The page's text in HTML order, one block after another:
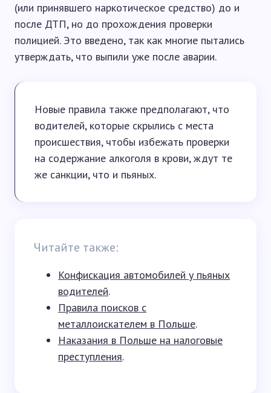
(или принявшего наркотическое средство) до и
после ДТП, но до прохождения проверки
полицией. Это введено, так как многие пытались
утверждать, что выпили уже после аварии.
Новые правила также предполагают, что
водителей, которые скрылись с места
происшествия, чтобы избежать проверки
на содержание алкоголя в крови, ждут те
же санкции, что и пьяных.
Читайте также:
Конфискация автомобилей у пьяных
водителей.
Правила поисков с
металлоискателем в Польше.
Наказания в Польше на налоговые
преступления.